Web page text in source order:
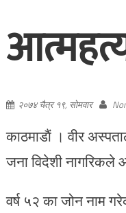
२०७४ चैत्र १९, सोमवार
काठमाडाैं । वीर
जना विदेशी नागरिकले
वर्ष ५२ का जोन नाम